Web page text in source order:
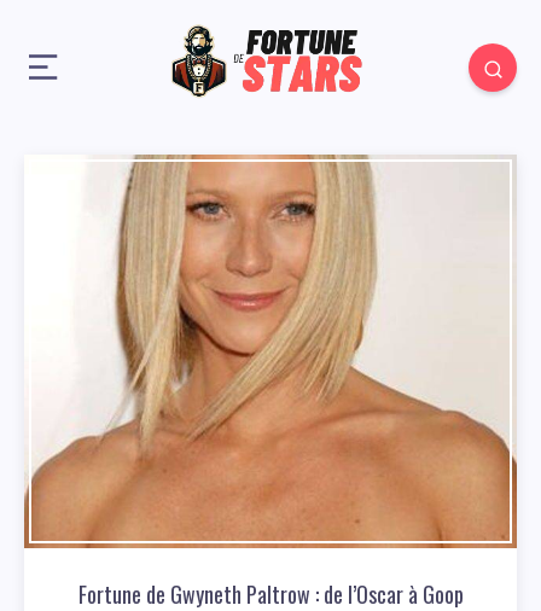
Fortune de Gwyneth Paltrow : de l’Oscar à Goop